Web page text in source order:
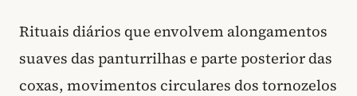
Rituais diários que envolvem alongamentos
suaves das panturrilhas e parte posterior das
coxas, movimentos circulares dos tornozelos